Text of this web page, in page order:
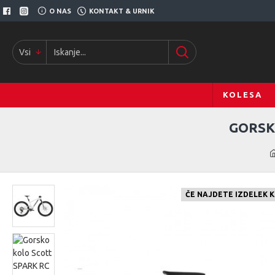
O NAS KONTAKT & URNIK
Vsi
KOLESA
ČE NAJDETE IZDELEK